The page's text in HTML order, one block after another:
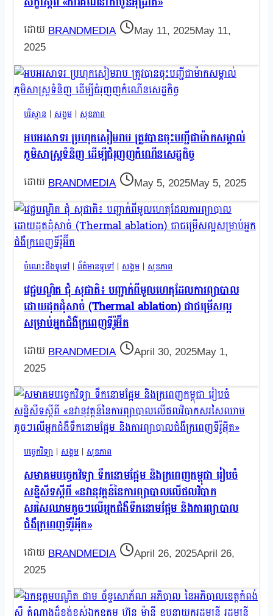
BRANDMEDIA May 11, 2025May 11,
2025
បរិស្ថាន | សង្គម | សុខភាព
អបអរសាទរ ប្រហុកសៀមរាប ត្រូវបានចុះបញ្ជីជាម៉ាកសម្គាល់
ភូមិសាស្ត្រទំនិញ ដើម្បីជំរុញញកំណើនសេដ្ឋកិច្ច
BRANDMEDIA May 5, 2025May 5, 2025
ចំណេះដឹងទូទៅ | ព័ត៌មានទូទៅ | សង្គម | សុខភាព
វេជ្ជបណ្ឌិត ជុំ សុជាតិ៖ បញ្ជាក់ពីមូលហេតុដែលការព្យាបាល
ដោយដុតដុំសាច់ (Thermal ablation) ជាជម្រើសល្អ
សម្រាប់អ្នកជំងឺក្រពេញទីរ៉ូអ៊ីត
BRANDMEDIA April 30, 2025May 1,
2025
បច្ចេកវិទ្យា | សង្គម | សុខភាព
សមាគមបច្ចេកវិទ្យា ទឹកនោមផ្អែម និងក្រពេញកម្ពុជា រៀបចំ
សន្និសីទស្តីពី «នវានុវត្តន៍នៃការព្យាបាលលេីផលវិបាក
សរសៃឈាមតូចៗលេីអ្នកជំងឺទឹកនោមផ្អែម និងការព្យាបាល
ជំងឺក្រពេញទីរ៉ូអុីត»
BRANDMEDIA April 26, 2025April 26,
2025